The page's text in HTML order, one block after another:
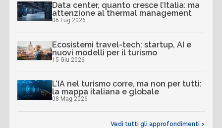
Data center, quanto cresce l’Italia: ma
attenzione al thermal management
06 Lug 2026
Ecosistemi travel-tech: startup, AI e
nuovi modelli per il turismo
15 Giu 2026
L’IA nel turismo corre, ma non per tutti:
la mappa italiana e globale
08 Mag 2026
Vedi tutti gli approfondimenti >